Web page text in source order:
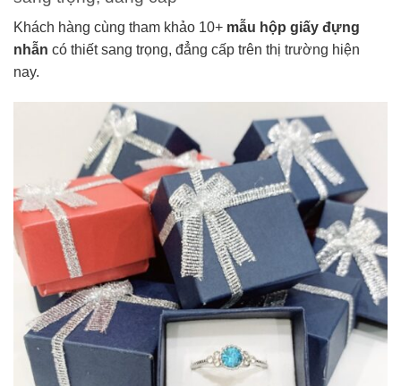
Khách hàng cùng tham khảo 10+ mẫu hộp giấy đựng
nhẫn có thiết sang trọng, đẳng cấp trên thị trường hiện
nay.